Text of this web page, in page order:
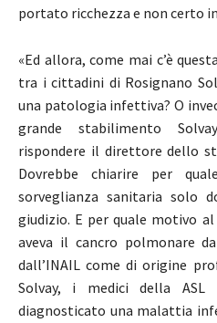
portato ricchezza e non certo
«Ed allora, come mai c’è
tra i cittadini di Rosignano
una patologia infettiva? O
grande stabilimento
rispondere il direttore dello
Dovrebbe chiarire per
sorveglianza sanitaria solo
giudizio. E per quale motivo
aveva il cancro polmonare
dall’INAIL come di origine
Solvay, i medici della
diagnosticato una malattia